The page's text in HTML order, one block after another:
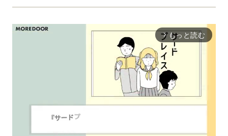
arrow_forward_ios もっと読む